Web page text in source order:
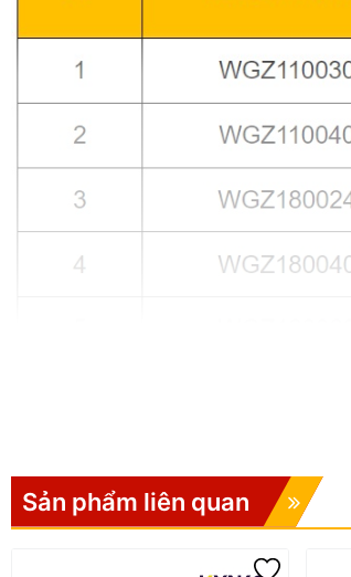
Chú thích
Sản phẩm liên quan